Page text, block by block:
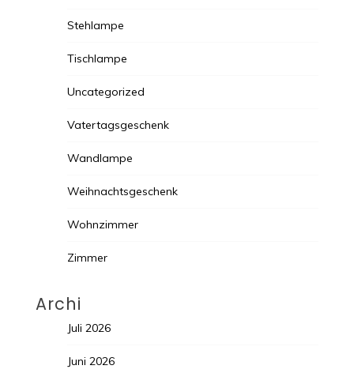
Stehlampe
Tischlampe
Uncategorized
Vatertagsgeschenk
Wandlampe
Weihnachtsgeschenk
Wohnzimmer
Zimmer
Archi
Juli 2026
Juni 2026